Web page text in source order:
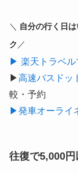
＼
自分の行く日
ク ／
▶ 楽天トラベ
▶高速バスドッ
較・予約
▶発車オーライ
往復で5,000